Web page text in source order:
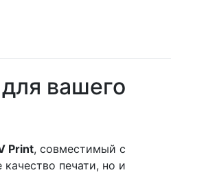
вашего
Print, совместимый с
печати, но и